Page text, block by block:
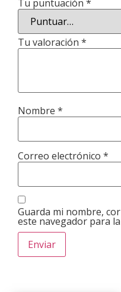
Tu puntuación *
Tu valoración *
Nombre *
Correo electrónico *
Guarda mi nombre,
este navegador para